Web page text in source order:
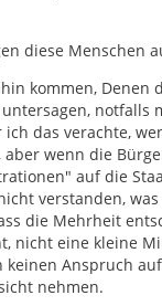
diese Menschen
kommen, Denen
notfalls
ich das verachte,
wenn die
auf die
verstanden,
die Mehrheit
nicht eine kleine
Anspruch
nehmen.